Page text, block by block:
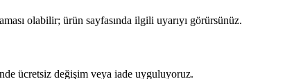
olabilir; ürün sayfasında ilgili uyarıyı görürsünüz.
ücretsiz değişim veya iade uyguluyoruz.